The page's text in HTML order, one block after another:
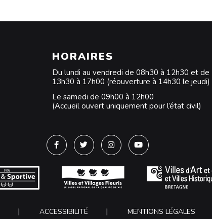
HORAIRES
Du lundi au vendredi de 08h30 à 12h30 et de
13h30 à 17h00 (réouverture à 14h30 le jeudi)
Le samedi de 09h00 à 12h00
(Accueil ouvert uniquement pour l’état civil)
Lien vers le compte Facebook
Lien vers le compte Twitter
Lien vers le compte
Lien vers la chaîne
ACCESSIBILITÉ MENTIONS LÉGALES